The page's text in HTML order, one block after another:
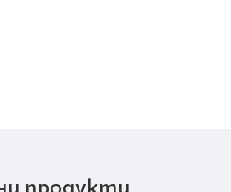
продукти